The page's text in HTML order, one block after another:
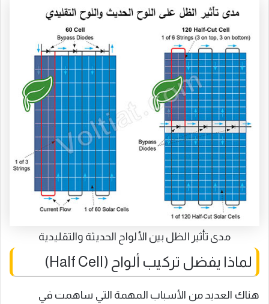
مدى تأثير الظل بين الألواح الحديثة والتقليدية
لماذا يفضل تركيب ألواح (Half Cell)
هناك العديد من الأسباب المهمة التي ساهمت في